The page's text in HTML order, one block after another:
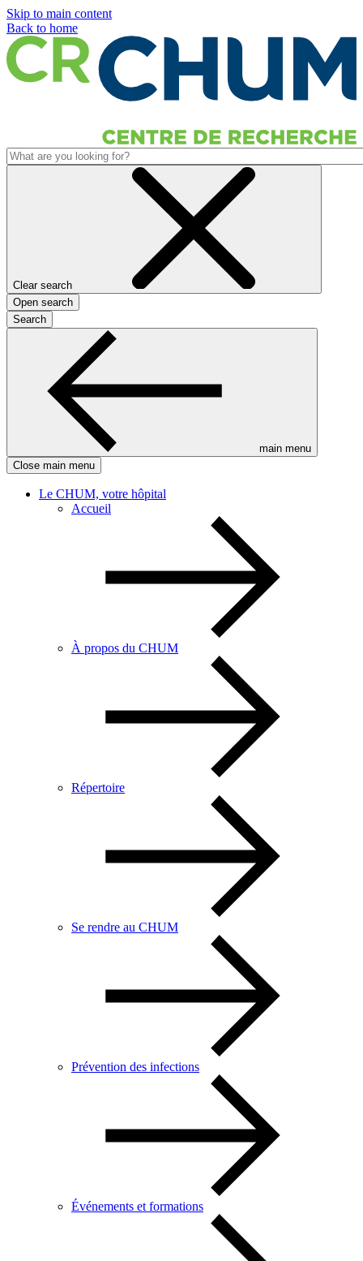
Skip to main content
Back to home
Clear search
Open search
Search
main menu
Close main menu
Le CHUM, votre hôpital
Accueil
À propos du CHUM
Répertoire
Se rendre au CHUM
Prévention des infections
Événements et formations